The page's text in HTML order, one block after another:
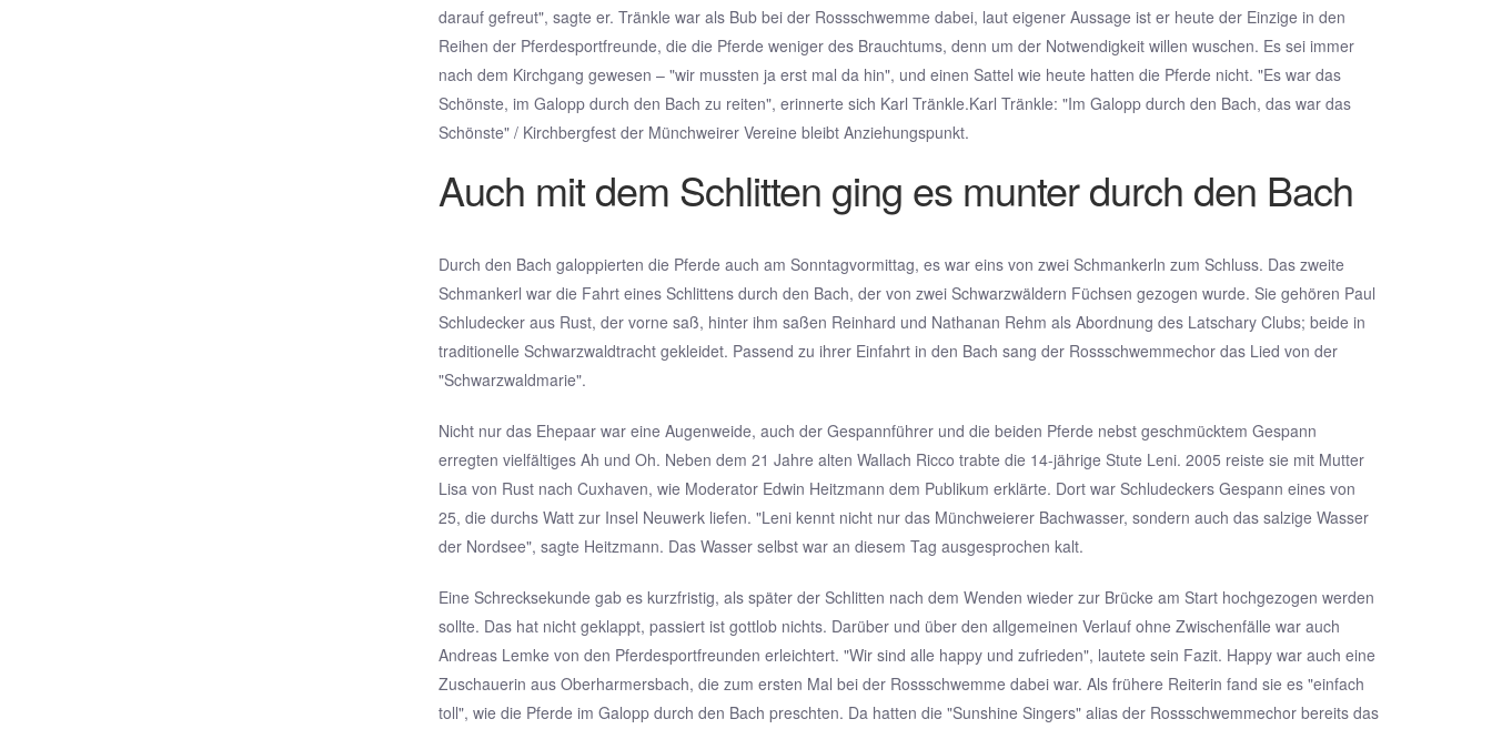
darauf gefreut", sagte er. Tränkle war als Bub bei der Rossschwemme dabei, laut eigener Aussage ist er heute der Einzige in den
Reihen der Pferdesportfreunde, die die Pferde weniger des Brauchtums, denn um der Notwendigkeit willen wuschen. Es sei immer
nach dem Kirchgang gewesen – "wir mussten ja erst mal da hin", und einen Sattel wie heute hatten die Pferde nicht. "Es war das
Schönste, im Galopp durch den Bach zu reiten", erinnerte sich Karl Tränkle.Karl Tränkle: "Im Galopp durch den Bach, das war das
Schönste" / Kirchbergfest der Münchweirer Vereine bleibt Anziehungspunkt.
Auch mit dem Schlitten ging es munter durch den Bach
Durch den Bach galoppierten die Pferde auch am Sonntagvormittag, es war eins von zwei Schmankerln zum Schluss. Das zweite
Schmankerl war die Fahrt eines Schlittens durch den Bach, der von zwei Schwarzwäldern Füchsen gezogen wurde. Sie gehören Paul
Schludecker aus Rust, der vorne saß, hinter ihm saßen Reinhard und Nathanan Rehm als Abordnung des Latschary Clubs; beide in
traditionelle Schwarzwaldtracht gekleidet. Passend zu ihrer Einfahrt in den Bach sang der Rossschwemmechor das Lied von der
"Schwarzwaldmarie".
Nicht nur das Ehepaar war eine Augenweide, auch der Gespannführer und die beiden Pferde nebst geschmücktem Gespann
erregten vielfältiges Ah und Oh. Neben dem 21 Jahre alten Wallach Ricco trabte die 14-jährige Stute Leni. 2005 reiste sie mit Mutter
Lisa von Rust nach Cuxhaven, wie Moderator Edwin Heitzmann dem Publikum erklärte. Dort war Schludeckers Gespann eines von
25, die durchs Watt zur Insel Neuwerk liefen. "Leni kennt nicht nur das Münchweierer Bachwasser, sondern auch das salzige Wasser
der Nordsee", sagte Heitzmann. Das Wasser selbst war an diesem Tag ausgesprochen kalt.
Eine Schrecksekunde gab es kurzfristig, als später der Schlitten nach dem Wenden wieder zur Brücke am Start hochgezogen werden
sollte. Das hat nicht geklappt, passiert ist gottlob nichts. Darüber und über den allgemeinen Verlauf ohne Zwischenfälle war auch
Andreas Lemke von den Pferdesportfreunden erleichtert. "Wir sind alle happy und zufrieden", lautete sein Fazit. Happy war auch eine
Zuschauerin aus Oberharmersbach, die zum ersten Mal bei der Rossschwemme dabei war. Als frühere Reiterin fand sie es "einfach
toll", wie die Pferde im Galopp durch den Bach preschten. Da hatten die "Sunshine Singers" alias der Rossschwemmechor bereits das